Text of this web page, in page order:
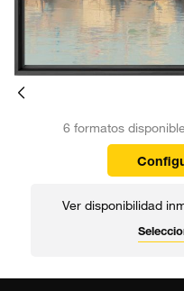
6 formatos
Ver disponibilidad